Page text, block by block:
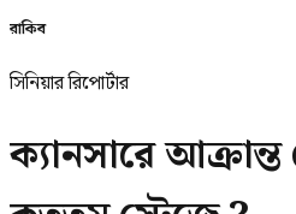
রাকিব
সিনিয়ার রিপোর্টার
ক্যানসারে আক্রান্ত